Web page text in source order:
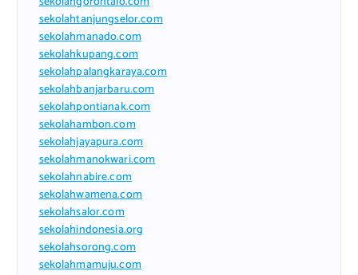
sekolahtanjungselor.com
sekolahmanado.com
sekolahkupang.com
sekolahpalangkaraya.com
sekolahbanjarbaru.com
sekolahpontianak.com
sekolahambon.com
sekolahjayapura.com
sekolahmanokwari.com
sekolahnabire.com
sekolahwamena.com
sekolahsalor.com
sekolahindonesia.org
sekolahsorong.com
sekolahmamuju.com